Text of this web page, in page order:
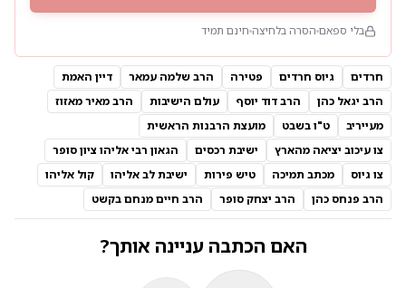
בלי ספאם הסרה בלחיצה חינם תמיד
חרדים גיוס חרדים פטירה הרב שלמה עמאר
דיין האמת
הרב יגאל כהן
הרב דוד יוסף עולם הישיבות
הרב מאיר מאזוז
מעייריב
ט"ו בשבט
מועצת הרבנות הראשית
צו עיכוב יציאה מהארץ
ישיבת רכסים
הגאון רבי אליהו ציון סופר
צו גיוס
מכתב תמיכה טיש פירות ישיבת לב אליהו
קול אליהו
הרב פנחס כהן
הרב יצחק סופר הרב חיים מנחם בקשט
האם הכתבה עניינה אותך?